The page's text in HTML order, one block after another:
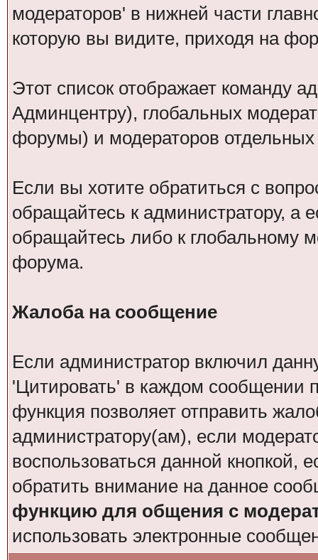
модераторов' в нижней части
которую вы видите, приходя на
Этот список отображает команду
Админцентру), глобальных
форумы) и модераторов
Если вы хотите обратиться с
обращайтесь к администратору, а
обращайтесь либо к глобальному
форума.
Жалоба на сообщение
Если администратор включил
'Цитировать' в каждом сообщении
функция позволяет отправить
администратору(ам), если
воспользоваться данной кнопкой,
обратить внимание на данное
функцию для общения с
использовать электронные